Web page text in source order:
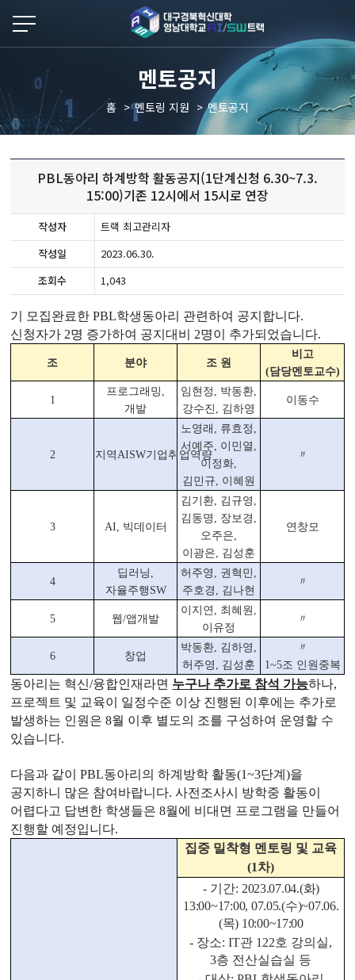
멘토공지
홈 멘토링 지원 멘토공지
PBL동아리 하계방학 활동공지(1단계신청 6.30~7.3.
15:00)기존 12시에서 15시로 연장
작성자
트랙 최고관리자
작성일
2023.06.30.
조회수
1,043
기 모집완료한PBL학생동아리 관련하여 공지합니다.
신청자가 2명 증가하여 공지대비 2명이 추가되었습니다.
조 분야 조 원
비고
(담당멘토교수)
1
프로그래밍 ,
개발
임현정 , 박동환,
강수진 , 김하영
이동수
2 지역AISW기업취업역량
노영래 , 류효정 ,
서예주, 이민열 ,
이정화,
김민규, 이혜원
〃
3 AI, 빅데이터
김기환, 김규영 ,
김동명 , 장보경 ,
오주은,
이광은, 김성훈
연창모
4
딥러닝 ,
자율주행 SW
허주영 , 권혁민 ,
주호경 , 김나현
〃
5 웹/앱개발
이지연 , 최혜원 ,
이유정
〃
6 창업
박동환, 김하영 ,
허주영 , 김성훈
〃
1~5조 인원중복
동아리는 혁신/융합인재라면 누구나 추가로 참석 가능하나,
프로젝트 및 교육이 일정수준 이상 진행된 이후에는 추가로
발생하는 인원은8월 이후 별도의 조를 구성하여 운영할 수
있습니다.
다음과 같이PBL동아리의 하계방학 활동(1~3단계)을
공지하니 많은 참여바랍니다.사전조사시 방학중 활동이
어렵다고 답변한 학생들은8월에 비대면 프로그램을 만들어
진행할 예정입니다.
집중 밀착형 멘토링 및 교육
(1차)
- 기간: 2023.07.04.(화)
13:00~17:00, 07.05.(수)~07.06.
(목) 10:00~17:00
- 장소: IT관 122호 강의실,
3층 전산실습실 등